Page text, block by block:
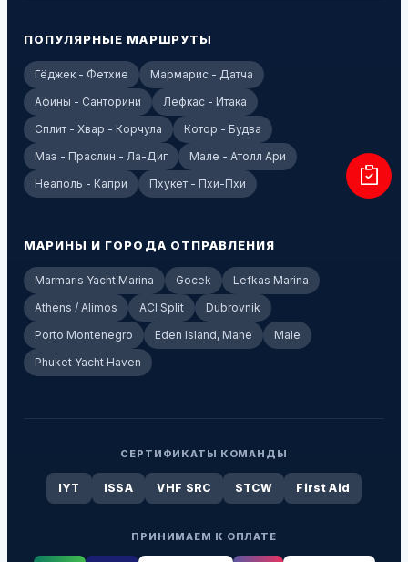
ПОПУЛЯРНЫЕ МАРШРУТЫ
Гёджек - Фетхие
Мармарис - Датча
Афины - Санторини
Лефкас - Итака
Сплит - Хвар - Корчула
Котор - Будва
Маэ - Праслин - Ла-Диг
Мале - Атолл Ари
Неаполь - Капри
Пхукет - Пхи-Пхи
МАРИНЫ И ГОРОДА ОТПРАВЛЕНИЯ
Marmaris Yacht Marina Gocek
Lefkas Marina
Athens / Alimos
ACI Split
Dubrovnik
Porto Montenegro
Eden Island, Mahe
Male
Phuket Yacht Haven
СЕРТИФИКАТЫ КОМАНДЫ
IYT ISSA VHF SRC STCW First Aid
ПРИНИМАЕМ К ОПЛАТЕ